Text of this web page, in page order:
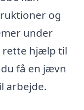
og
under
rette hjælp til
få en jævn
arbejde.